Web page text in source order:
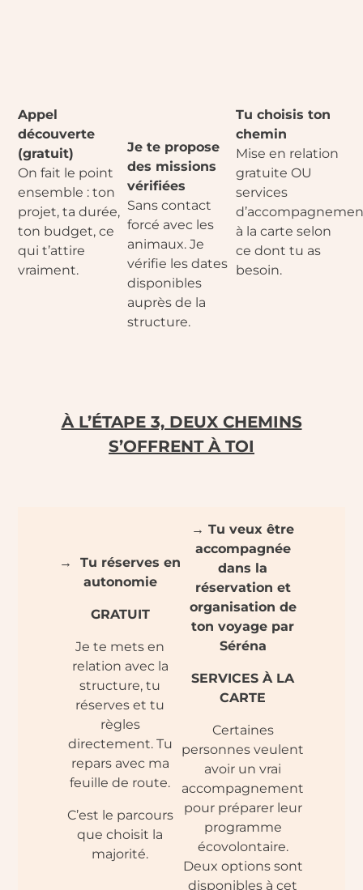
Appel
découverte
(gratuit)
On fait le point
ensemble : ton
projet, ta durée,
ton budget, ce
qui t’attire
vraiment.
Je te propose
des missions
vérifiées
Sans contact
forcé avec les
animaux. Je
vérifie les dates
disponibles
auprès de la
structure.
Tu choisis ton
chemin
Mise en relation
gratuite OU
services
à la carte selon
ce dont tu as
besoin.
À L’ÉTAPE 3, DEUX CHEMINS
S’OFFRENT À TOI
→ Tu réserves en
autonomie
GRATUIT
Je te mets en
relation avec la
structure, tu
réserves et tu
règles
directement. Tu
repars avec ma
feuille de route.
C’est le parcours
que choisit la
majorité.
→ Tu veux être
accompagnée
dans la
réservation et
organisation de
ton voyage par
Séréna
SERVICES À LA
CARTE
Certaines
personnes veulent
avoir un vrai
accompagnement
pour préparer leur
programme
écovolontaire.
Deux options sont
disponibles à cet